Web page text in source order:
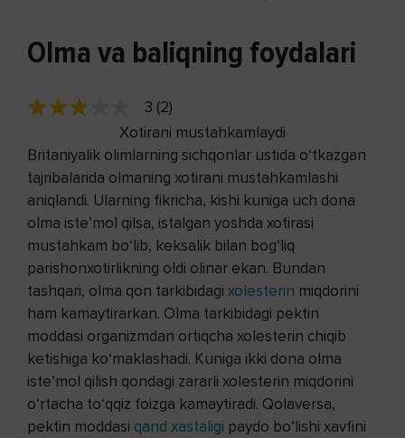
Olma va baliqning foydalari
3 (2)
Xotirani mustahkamlaydi
Britaniyalik olimlarning sichqonlar ustida o‘tkazgan
tajribalarida olmaning xotirani mustahkamlashi
aniqlandi. Ularning fikricha, kishi kuniga uch dona
olma iste’mol qilsa, istalgan yoshda xotirasi
mustahkam bo‘lib, keksalik bilan bog‘liq
parishonxotirlikning oldi olinar ekan. Bundan
tashqari, olma qon tarkibidagi xolesterin miqdorini
ham kamaytirarkan. Olma tarkibidagi pektin
moddasi organizmdan ortiqcha xolesterin chiqib
ketishiga ko‘maklashadi. Kuniga ikki dona olma
iste’mol qilish qondagi zararli xolesterin miqdorini
o‘rtacha to‘qqiz foizga kamaytiradi. Qolaversa,
pektin moddasi qand xastaligi paydo bo‘lishi xavfini